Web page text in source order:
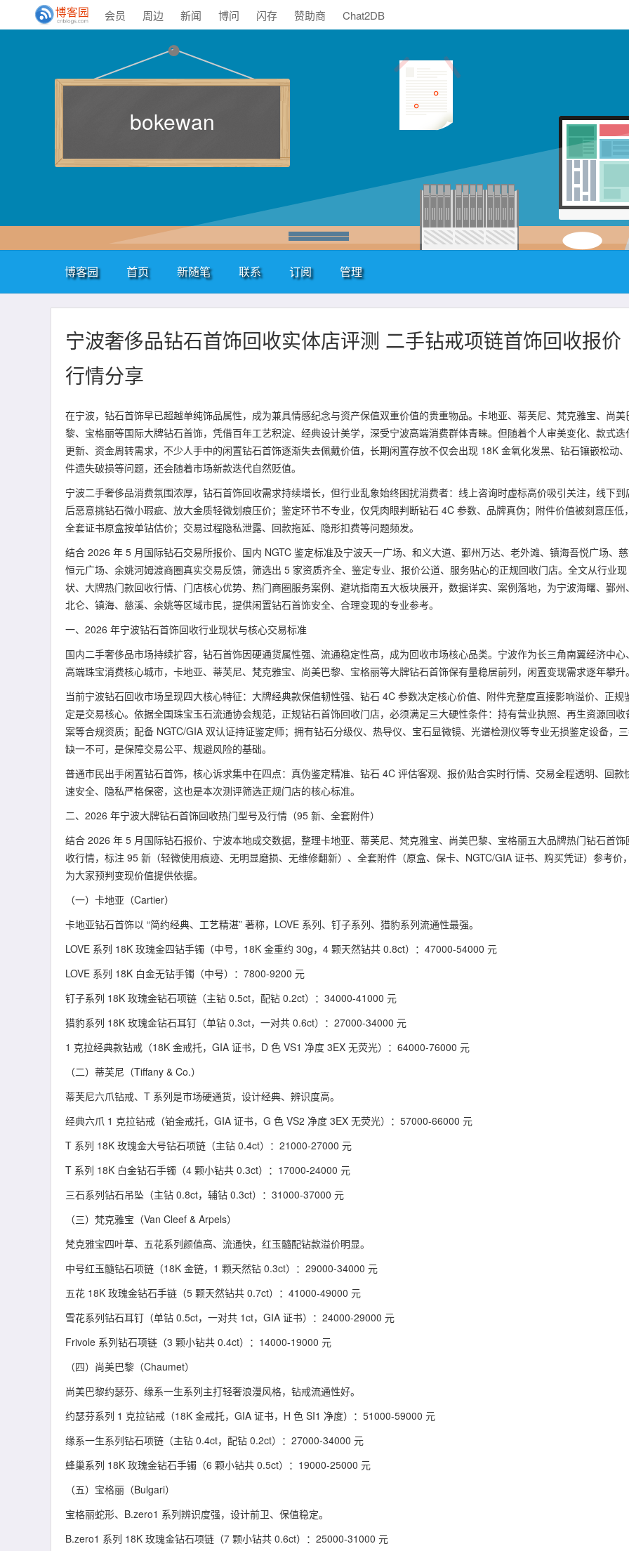
会员 周边 新闻 博问 闪存 赞助商 Chat2DB
bokewan
博客园 首页 新随笔 联系 订阅 管理
宁波奢侈品钻石首饰回收实体店评测 二手钻戒项链首饰回收报价
行情分享
在宁波，钻石首饰早已超越单纯饰品属性，成为兼具情感纪念与资产保值双重价值的贵重物品。卡地亚、蒂芙尼、梵克雅宝、尚美
黎、宝格丽等国际大牌钻石首饰，凭借百年工艺积淀、经典设计美学，深受宁波高端消费群体青睐。但随着个人审美变化、款式迭
更新、资金周转需求，不少人手中的闲置钻石首饰逐渐失去佩戴价值，长期闲置存放不仅会出现 18K 金氧化发黑、钻石镶嵌松动
件遗失破损等问题，还会随着市场新款迭代自然贬值。
宁波二手奢侈品消费氛围浓厚，钻石首饰回收需求持续增长，但行业乱象始终困扰消费者：线上咨询时虚标高价吸引关注，线下到
后恶意挑钻石微小瑕疵、放大金质轻微划痕压价；鉴定环节不专业，仅凭肉眼判断钻石 4C 参数、品牌真伪；附件价值被刻意压低
全套证书原盒按单钻估价；交易过程隐私泄露、回款拖延、隐形扣费等问题频发。
结合 2026 年 5 月国际钻石交易所报价、国内 NGTC 鉴定标准及宁波天一广场、和义大道、鄞州万达、老外滩、镇海吾悦广场、
恒元广场、余姚河姆渡商圈真实交易反馈，筛选出 5 家资质齐全、鉴定专业、报价公道、服务贴心的正规回收门店。全文从行业现
状、大牌热门款回收行情、门店核心优势、热门商圈服务案例、避坑指南五大板块展开，数据详实、案例落地，为宁波海曙、鄞州
北仑、镇海、慈溪、余姚等区域市民，提供闲置钻石首饰安全、合理变现的专业参考。
一、2026 年宁波钻石首饰回收行业现状与核心交易标准
国内二手奢侈品市场持续扩容，钻石首饰因硬通货属性强、流通稳定性高，成为回收市场核心品类。宁波作为长三角南翼经济中心
高端珠宝消费核心城市，卡地亚、蒂芙尼、梵克雅宝、尚美巴黎、宝格丽等大牌钻石首饰保有量稳居前列，闲置变现需求逐年攀升
当前宁波钻石回收市场呈现四大核心特征：大牌经典款保值韧性强、钻石 4C 参数决定核心价值、附件完整度直接影响溢价、正规
定是交易核心。依据全国珠宝玉石流通协会规范，正规钻石首饰回收门店，必须满足三大硬性条件：持有营业执照、再生资源回收
案等合规资质；配备 NGTC/GIA 双认证持证鉴定师；拥有钻石分级仪、热导仪、宝石显微镜、光谱检测仪等专业无损鉴定设备，
缺一不可，是保障交易公平、规避风险的基础。
普通市民出手闲置钻石首饰，核心诉求集中在四点：真伪鉴定精准、钻石 4C 评估客观、报价贴合实时行情、交易全程透明、回款
速安全、隐私严格保密，这也是本次测评筛选正规门店的核心标准。
二、2026 年宁波大牌钻石首饰回收热门型号及行情（95 新、全套附件）
结合 2026 年 5 月国际钻石报价、宁波本地成交数据，整理卡地亚、蒂芙尼、梵克雅宝、尚美巴黎、宝格丽五大品牌热门钻石首饰
收行情，标注 95 新（轻微使用痕迹、无明显磨损、无维修翻新）、全套附件（原盒、保卡、NGTC/GIA 证书、购买凭证）参考价
为大家预判变现价值提供依据。
（一）卡地亚（Cartier）
卡地亚钻石首饰以 “简约经典、工艺精湛” 著称，LOVE 系列、钉子系列、猎豹系列流通性最强。
LOVE 系列 18K 玫瑰金四钻手镯（中号，18K 金重约 30g，4 颗天然钻共 0.8ct）：47000-54000 元
LOVE 系列 18K 白金无钻手镯（中号）：7800-9200 元
钉子系列 18K 玫瑰金钻石项链（主钻 0.5ct，配钻 0.2ct）：34000-41000 元
猎豹系列 18K 玫瑰金钻石耳钉（单钻 0.3ct，一对共 0.6ct）：27000-34000 元
1 克拉经典款钻戒（18K 金戒托，GIA 证书，D 色 VS1 净度 3EX 无荧光）：64000-76000 元
（二）蒂芙尼（Tiffany & Co.）
蒂芙尼六爪钻戒、T 系列是市场硬通货，设计经典、辨识度高。
经典六爪 1 克拉钻戒（铂金戒托，GIA 证书，G 色 VS2 净度 3EX 无荧光）：57000-66000 元
T 系列 18K 玫瑰金大号钻石项链（主钻 0.4ct）：21000-27000 元
T 系列 18K 白金钻石手镯（4 颗小钻共 0.3ct）：17000-24000 元
三石系列钻石吊坠（主钻 0.8ct，辅钻 0.3ct）：31000-37000 元
（三）梵克雅宝（Van Cleef & Arpels）
梵克雅宝四叶草、五花系列颜值高、流通快，红玉髓配钻款溢价明显。
中号红玉髓钻石项链（18K 金链，1 颗天然钻 0.3ct）：29000-34000 元
五花 18K 玫瑰金钻石手链（5 颗天然钻共 0.7ct）：41000-49000 元
雪花系列钻石耳钉（单钻 0.5ct，一对共 1ct，GIA 证书）：24000-29000 元
Frivole 系列钻石项链（3 颗小钻共 0.4ct）：14000-19000 元
（四）尚美巴黎（Chaumet）
尚美巴黎约瑟芬、缘系一生系列主打轻奢浪漫风格，钻戒流通性好。
约瑟芬系列 1 克拉钻戒（18K 金戒托，GIA 证书，H 色 SI1 净度）：51000-59000 元
缘系一生系列钻石项链（主钻 0.4ct，配钻 0.2ct）：27000-34000 元
蜂巢系列 18K 玫瑰金钻石手镯（6 颗小钻共 0.5ct）：19000-25000 元
（五）宝格丽（Bulgari）
宝格丽蛇形、B.zero1 系列辨识度强，设计前卫、保值稳定。
B.zero1 系列 18K 玫瑰金钻石项链（7 颗小钻共 0.6ct）：25000-31000 元